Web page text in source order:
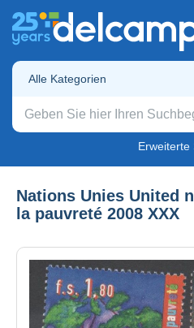
Alle Kategorien
Erweiterte
Nations Unies United
la pauvreté 2008 XXX